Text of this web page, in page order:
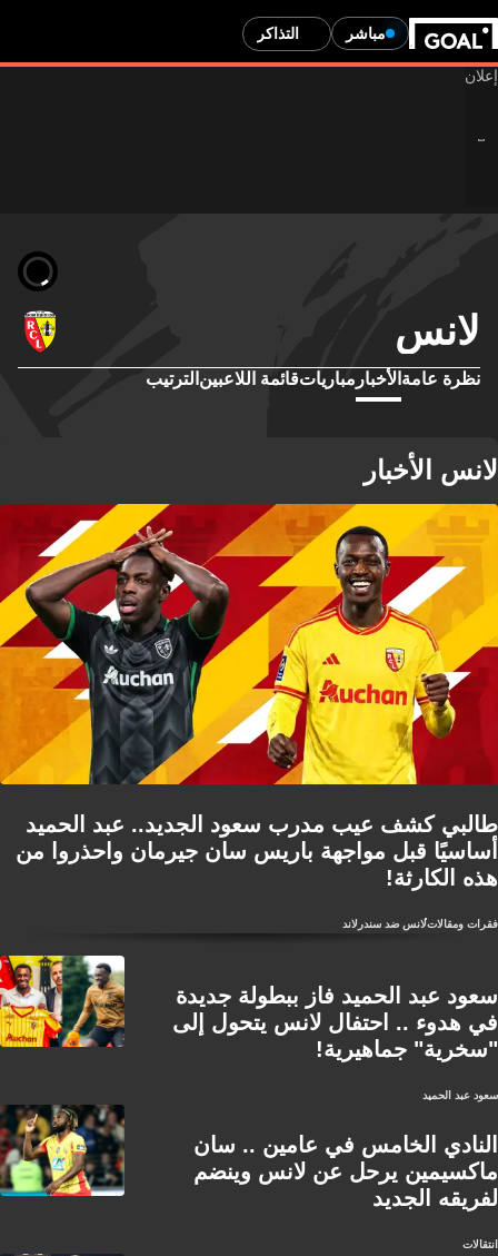
مباشر التذاكر
لانس
نظرة عامة الأخبار مبارياتقائمة اللاعبين الترتيب
لانس الأخبار
طالبي كشف عيب مدرب سعود الجديد.. عبد الحميد
أساسيًا قبل مواجهة باريس سان جيرمان واحذروا من
هذه الكارثة!
فقرات ومقالاتلانس ضد سندرلاند
سعود عبد الحميد فاز ببطولة جديدة
في هدوء .. احتفال لانس يتحول إلى
"سخرية" جماهيرية!
سعود عبد الحميد
النادي الخامس في عامين .. سان
ماكسيمين يرحل عن لانس وينضم
لفريقه الجديد
انتقالات